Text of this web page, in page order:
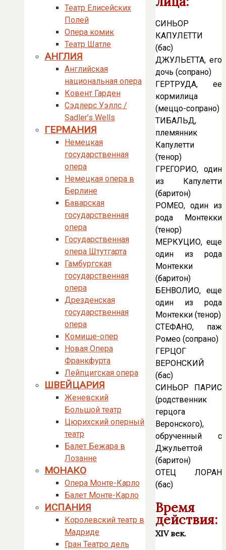
СИНЬОР
КАПУЛЕТТИ
(бас)
ДЖУЛЬЕТТА, его
дочь (сопрано)
ГЕРТРУДА, ее
кормилица
(меццо-сопрано)
ТИБАЛЬД,
племянник
Капулетти
(тенор)
ГРЕГОРИО, один
из Капулетти
(баритон)
РОМЕО, один из
рода Монтекки
(тенор)
МЕРКУЦИО, еще
один из рода
Монтекки
(баритон)
БЕНВОЛИО, еще
один из рода
Монтекки (тенор)
СТЕФАНО, паж
Ромео (сопрано)
ГЕРЦОГ
ВЕРОНСКИЙ
(бас)
СИНЬОР ПАРИС
(родственник
герцога
Веронского),
обрученный с
Джульеттой
(баритон)
ОТЕЦ ЛОРАН
(бас)
Время
действия:
XIV век.
Театр Елисейских
Полей
Опера комик
Театр Шатле
АНГЛИЯ
Английская
национальная опера
Ковент Гарден
Сэдлерс Уэллс /
Sadler’s Wells
ГЕРМАНИЯ
Немецкая
государственная
опера
Немецкая опера в
Берлине
Баварская
государственная
опера
Государственная
опера Штутгарта
Гамбургская
государственная
опера
Дрезденская
государственная
опера
Комише-опер
Новая Опера
Франкфурта
Лейпцигская опера
ШВЕЙЦАРИЯ
Женевский
Большой театр
Цюрихский оперный
театр
Балет Бежара в
Лозанне
МОНАКО
Опера Монте-Карло
Балет Монте-Карло
ИСПАНИЯ
Королевский театр в
Мадриде
Гран Театро дель